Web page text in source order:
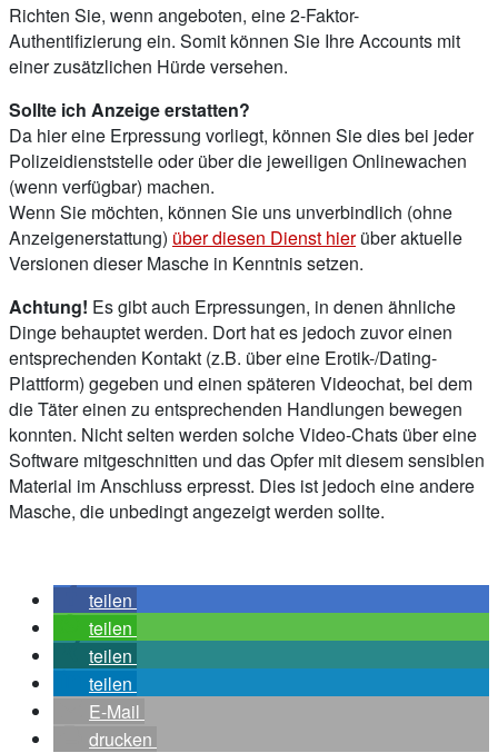
Richten Sie, wenn angeboten, eine 2-Faktor-
Authentifizierung ein. Somit können Sie Ihre Accounts mit
einer zusätzlichen Hürde versehen.
Sollte ich Anzeige erstatten?
Da hier eine Erpressung vorliegt, können Sie dies bei jeder
Polizeidienststelle oder über die jeweiligen Onlinewachen
(wenn verfügbar) machen.
Wenn Sie möchten, können Sie uns unverbindlich (ohne
Anzeigenerstattung) über diesen Dienst hierüber aktuelle
Versionen dieser Masche in Kenntnis setzen.
Achtung! Es gibt auch Erpressungen, in denen ähnliche
Dinge behauptet werden. Dort hat es jedoch zuvor einen
entsprechenden Kontakt (z.B. über eine Erotik-/Dating-
Plattform) gegeben und einen späteren Videochat, bei dem
die Täter einen zu entsprechenden Handlungen bewegen
konnten. Nicht selten werden solche Video-Chats über eine
Software mitgeschnitten und das Opfer mit diesem sensiblen
Material im Anschluss erpresst. Dies ist jedoch eine andere
Masche, die unbedingt angezeigt werden sollte.
teilen
teilen
teilen
teilen
E-Mail
drucken